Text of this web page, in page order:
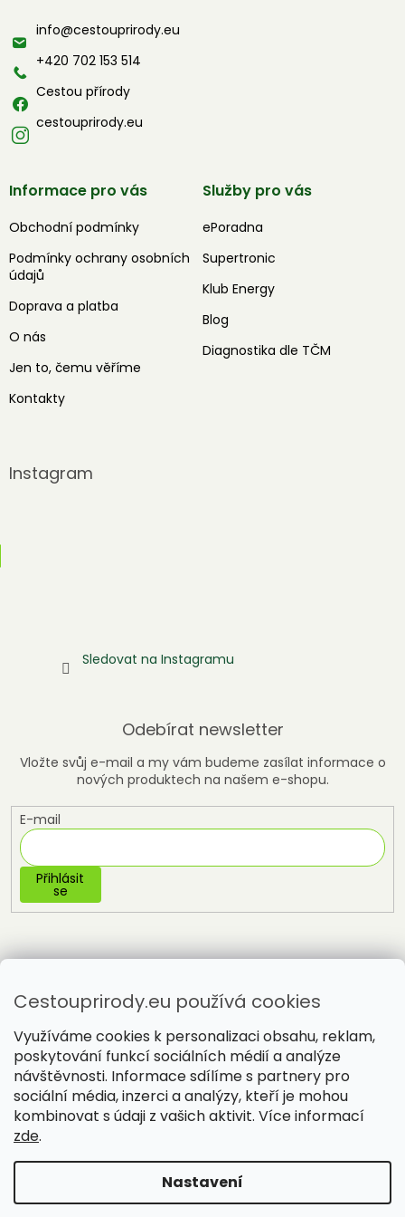
Cestouprirody.eu používá cookies
Využíváme cookies k personalizaci obsahu, reklam,
poskytování funkcí sociálních médií a analýze
návštěvnosti. Informace sdílíme s partnery pro
sociální média, inzerci a analýzy, kteří je mohou
kombinovat s údaji z vašich aktivit. Více informací
zde.
Nastavení
t info@cestouprirody.eu
+420 702 153 514
Cestou přírody
cestouprirody.eu
Informace pro vás
Obchodní podmínky
Podmínky ochrany osobních
údajů
Doprava a platba
O nás
Jen to, čemu věříme
Kontakty
Služby pro vás
ePoradna
Supertronic
Klub Energy
Blog
Diagnostika dle TČM
Instagram
Sledovat na Instagramu
Odebírat newsletter
Vložte svůj e-mail a my vám budeme zasílat informace o
nových produktech na našem e-shopu.
E-mail
Přihlásit
se
Vytvořil Shoptet
Copyright 2026